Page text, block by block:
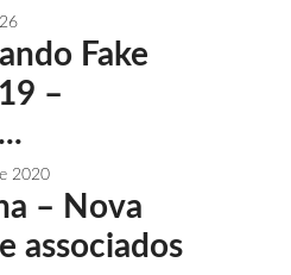
Fake
–
2020
– Nova
associados